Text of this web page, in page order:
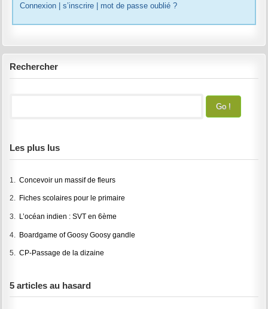
Connexion
s’inscrire mot de passe oublié ?
Rechercher
Les plus lus
1.Concevoir un massif de fleurs
2. Fiches scolaires pour le primaire
3. L’océan indien : SVT en 6ème
4. Boardgame of Goosy Goosy gandle
5.CP-Passage de la dizaine
5 articles au hasard